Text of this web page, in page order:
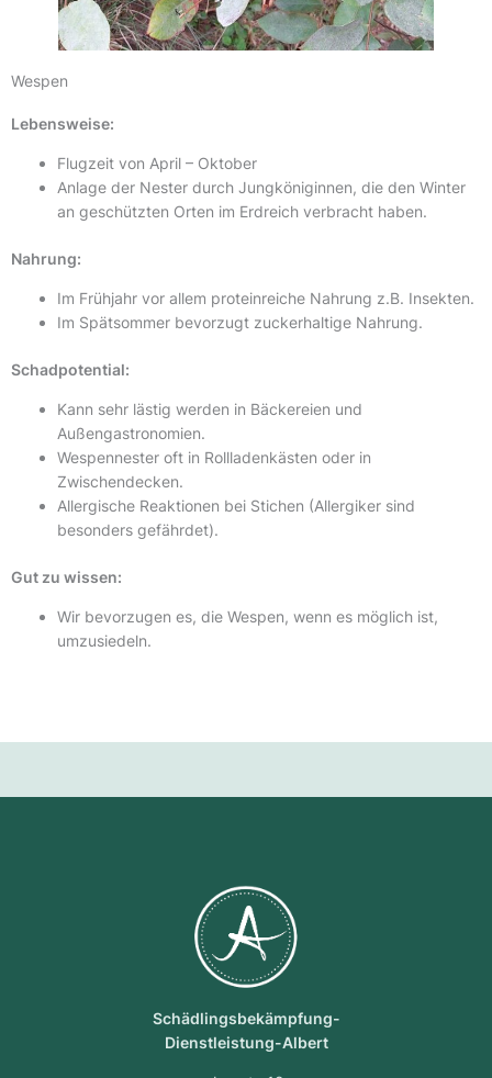
Wespen
Lebensweise:
Flugzeit von April – Oktober
Anlage der Nester durch Jungköniginnen, die den Winter
an geschützten Orten im Erdreich verbracht haben.
Nahrung:
Im Frühjahr vor allem proteinreiche Nahrung z.B. Insekten.
Im Spätsommer bevorzugt zuckerhaltige Nahrung.
Schadpotential:
Kann sehr lästig werden in Bäckereien und
Außengastronomien.
Wespennester oft in Rollladenkästen oder in
Zwischendecken.
Allergische Reaktionen bei Stichen (Allergiker sind
besonders gefährdet).
Gut zu wissen:
Wir bevorzugen es, die Wespen, wenn es möglich ist,
umzusiedeln.
Schädlingsbekämpfung-
Dienstleistung-Albert